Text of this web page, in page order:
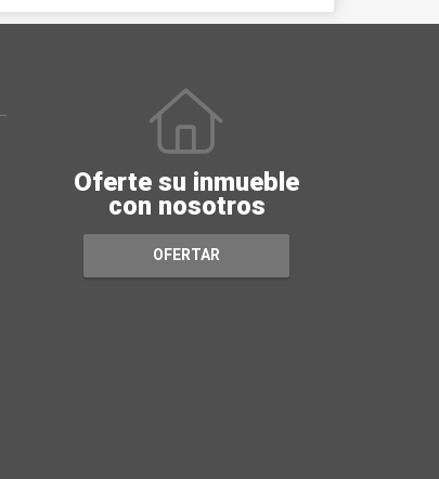
Oferte su inmueble
con nosotros
OFERTAR